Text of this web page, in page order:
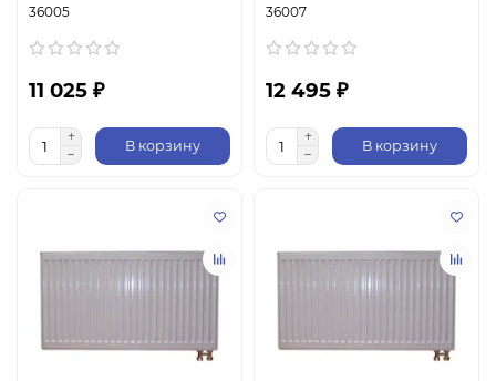
36005
11 025 ₽
В корзину
36007
12 495 ₽
В корзину